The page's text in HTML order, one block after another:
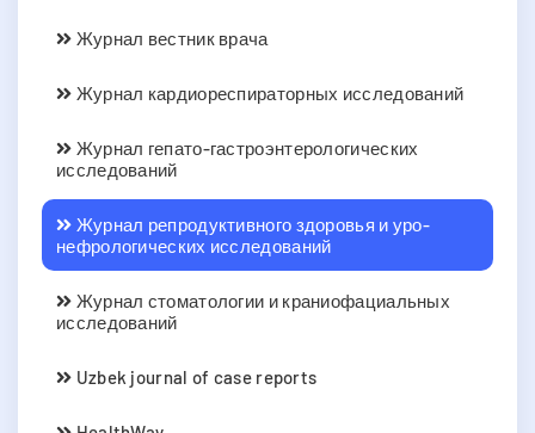
Журнал вестник врача
Журнал кардиореспираторных исследований
Журнал гепато-гастроэнтерологических
исследований
Журнал репродуктивного здоровья и уро-
нефрологических исследований
Журнал стоматологии и краниофациальных
исследований
Uzbek journal of case reports